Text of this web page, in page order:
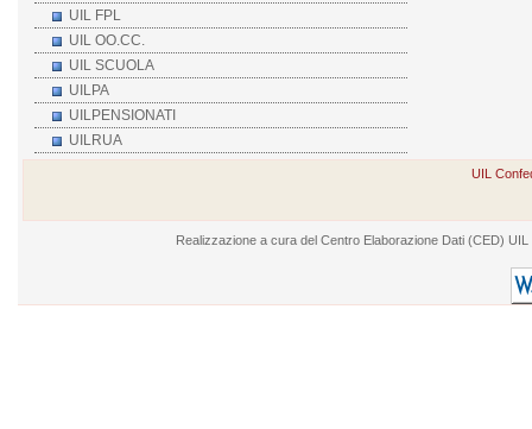
UIL FPL
UIL OO.CC.
UIL SCUOLA
UILPA
UILPENSIONATI
UILRUA
UIL
Realizzazione a cura del Centro Elaborazione Dati (CED)